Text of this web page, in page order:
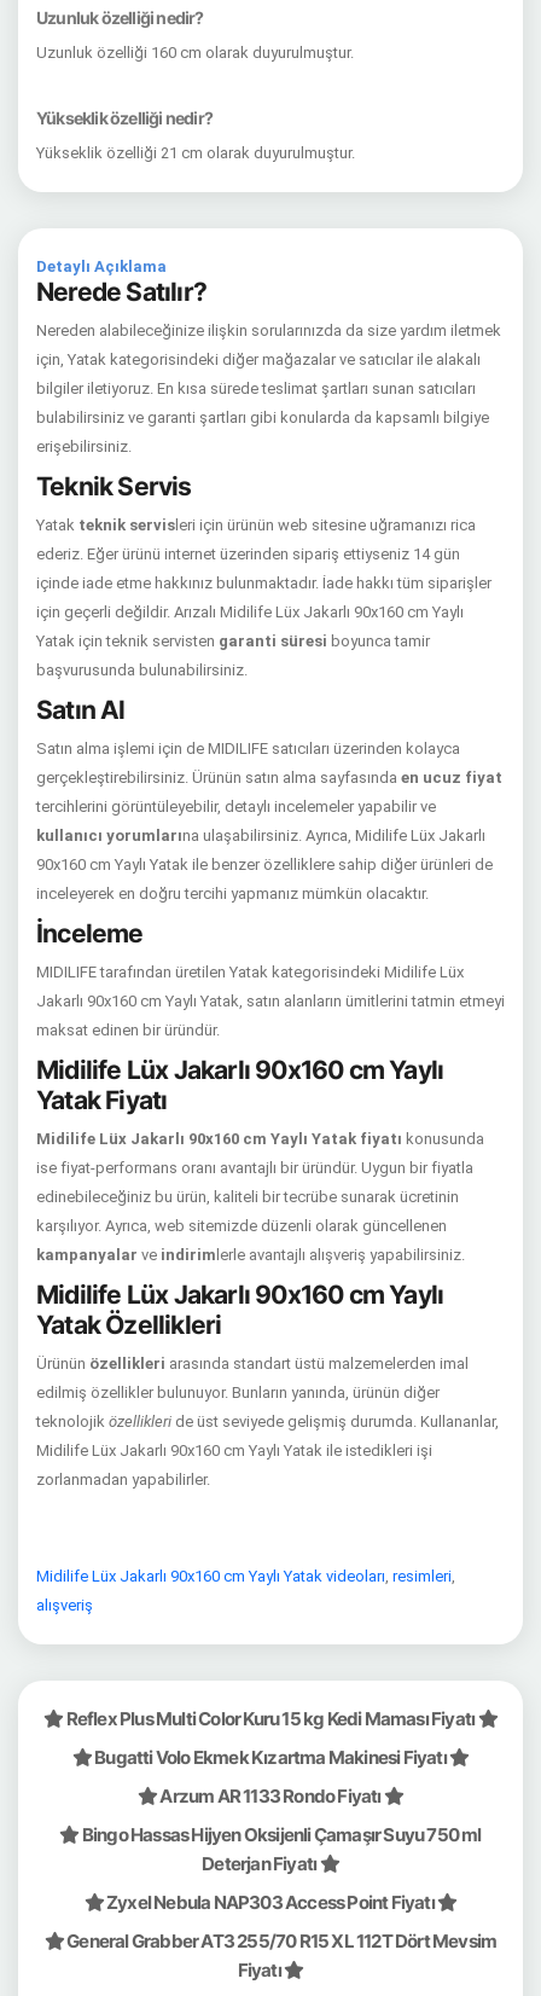
Uzunluk özelliği nedir?
Uzunluk özelliği 160 cm olarak duyurulmuştur.
Yükseklik özelliği nedir?
Yükseklik özelliği 21 cm olarak duyurulmuştur.
Detaylı Açıklama
Nerede Satılır?
Nereden alabileceğinize ilişkin sorularınızda da size yardım iletmek
için, Yatak kategorisindeki diğer mağazalar ve satıcılar ile alakalı
bilgiler iletiyoruz. En kısa sürede teslimat şartları sunan satıcıları
bulabilirsiniz ve garanti şartları gibi konularda da kapsamlı bilgiye
erişebilirsiniz.
Teknik Servis
Yatak teknik servis leri için ürünün web sitesine uğramanızı rica
ederiz. Eğer ürünü internet üzerinden sipariş ettiyseniz 14 gün
içinde iade etme hakkınız bulunmaktadır. İade hakkı tüm siparişler
için geçerli değildir. Arızalı Midilife Lüx Jakarlı 90x160 cm Yaylı
Yatak için teknik servisten garanti süresi boyunca tamir
başvurusunda bulunabilirsiniz.
Satın Al
Satın alma işlemi için de MIDILIFE satıcıları üzerinden kolayca
gerçekleştirebilirsiniz. Ürünün satın alma sayfasında en ucuz fiyat
tercihlerini görüntüleyebilir, detaylı incelemeler yapabilir ve
kullanıcı yorumlarına ulaşabilirsiniz. Ayrıca, Midilife Lüx Jakarlı
90x160 cm Yaylı Yatak ile benzer özelliklere sahip diğer ürünleri de
inceleyerek en doğru tercihi yapmanız mümkün olacaktır.
İnceleme
MIDILIFE tarafından üretilen Yatak kategorisindeki Midilife Lüx
Jakarlı 90x160 cm Yaylı Yatak, satın alanların ümitlerini tatmin etmeyi
maksat edinen bir üründür.
Midilife Lüx Jakarlı 90x160 cm Yaylı
Yatak Fiyatı
Midilife Lüx Jakarlı 90x160 cm Yaylı Yatak fiyatı konusunda
ise fiyat-performans oranı avantajlı bir üründür. Uygun bir fiyatla
edinebileceğiniz bu ürün, kaliteli bir tecrübe sunarak ücretinin
karşılıyor. Ayrıca, web sitemizde düzenli olarak güncellenen
kampanyalar ve indirim lerle avantajlı alışveriş yapabilirsiniz.
Midilife Lüx Jakarlı 90x160 cm Yaylı
Yatak Özellikleri
Ürünün özellikleri arasında standart üstü malzemelerden imal
edilmiş özellikler bulunuyor. Bunların yanında, ürünün diğer
teknolojik özellikleri de üst seviyede gelişmiş durumda. Kullananlar,
Midilife Lüx Jakarlı 90x160 cm Yaylı Yatak ile istedikleri işi
zorlanmadan yapabilirler.
Midilife Lüx Jakarlı 90x160 cm Yaylı Yatak videoları, resimleri,
alışveriş
Reflex Plus Multi Color Kuru 15 kg Kedi Maması Fiyatı
Bugatti Volo Ekmek Kızartma Makinesi Fiyatı
Arzum AR 1133 Rondo Fiyatı
Bingo Hassas Hijyen Oksijenli Çamaşır Suyu 750 ml
Deterjan Fiyatı
Zyxel Nebula NAP303 Access Point Fiyatı
General Grabber AT3 255/70 R15 XL 112T Dört Mevsim
Fiyatı